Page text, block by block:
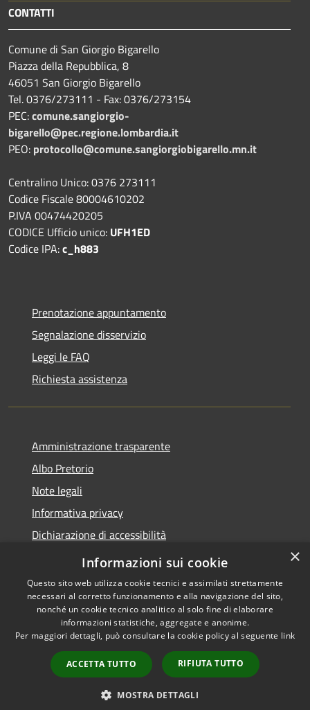
CONTATTI
Comune di San Giorgio Bigarello
Piazza della Repubblica, 8
46051 San Giorgio Bigarello
Tel. 0376/273111 - Fax: 0376/273154
PEC:comune.sangiorgio-
bigarello@pec.regione.lombardia.it
PEO: protocollo@comune.sangiorgiobigarello.mn.it
Centralino Unico: 0376 273111
Codice Fiscale 80004610202
P.IVA 00474420205
CODICE Ufficio unico: UFH1ED
Codice IPA:c_h883
Prenotazione appuntamento
Segnalazione disservizio
Leggi le FAQ
Richiesta assistenza
Amministrazione trasparente
Albo Pretorio
Note legali
Informativa privacy
Dichiarazione di accessibilità
Obiettivi di accessibilità
Accessibilità
Copyright © 2026 • Comune di
San Giorgio Bigarello •
Powered byMunicipium
Accesso redazione
×
Informazioni sui cookie
Questo sito web utilizza cookie tecnici e assimilati strettamente
necessari al corretto funzionamento e alla navigazione del sito,
nonché un cookie tecnico analitico al solo fine di elaborare
informazioni statistiche, aggregate e anonime.
Per maggiori dettagli, può consultare la cookie policy al seguente link
ACCETTA TUTTO RIFIUTA TUTTO
MOSTRA DETTAGLI